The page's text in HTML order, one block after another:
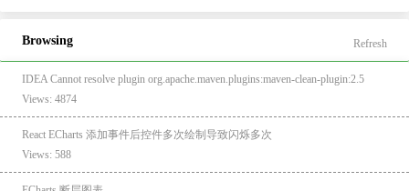
Browsing Refresh
IDEA Cannot resolve plugin org.apache.maven.plugins:maven-clean-plugin:2.5
Views: 4874
React ECharts 添加事件后控件多次绘制导致闪烁多次
Views: 588